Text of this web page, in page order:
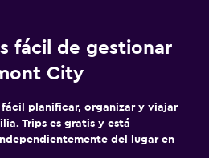
fácil de gestionar
City
fácil planificar, organizar y viajar
Trips es gratis y está
del lugar en